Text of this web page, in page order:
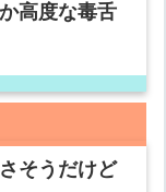
高度な毒舌
そうだけど